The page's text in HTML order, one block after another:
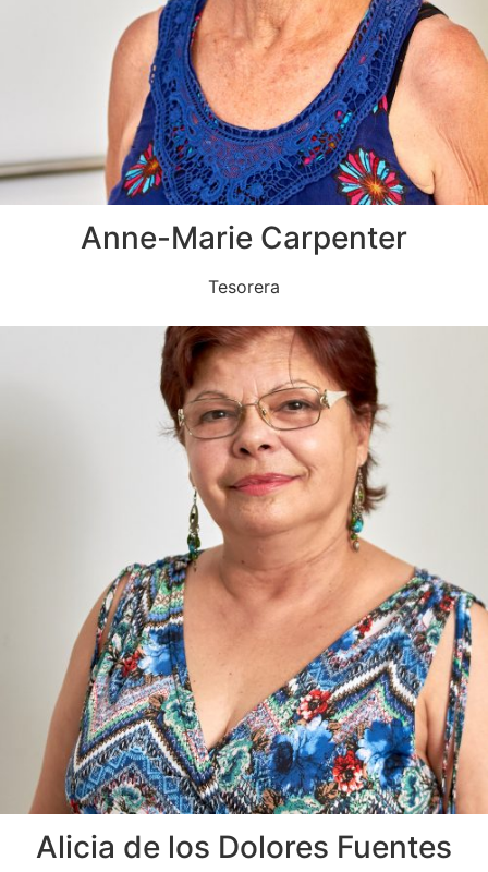
Anne-Marie Carpenter
Tesorera
Alicia de los Dolores Fuentes